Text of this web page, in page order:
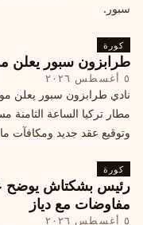
سبور.
كورة
طرابزون سبور يعلن
٥ أغسطس ٢٠٢٦
نادي طرابزون سبور يعلن
مطار تركيا الساعة الثامنة
وتوقيع عقد جديد ومكافآت
كورة
رئيس بشكتاش يوضح
مفاوضات مع دياز
٥ أغسطس ٢٠٢٦